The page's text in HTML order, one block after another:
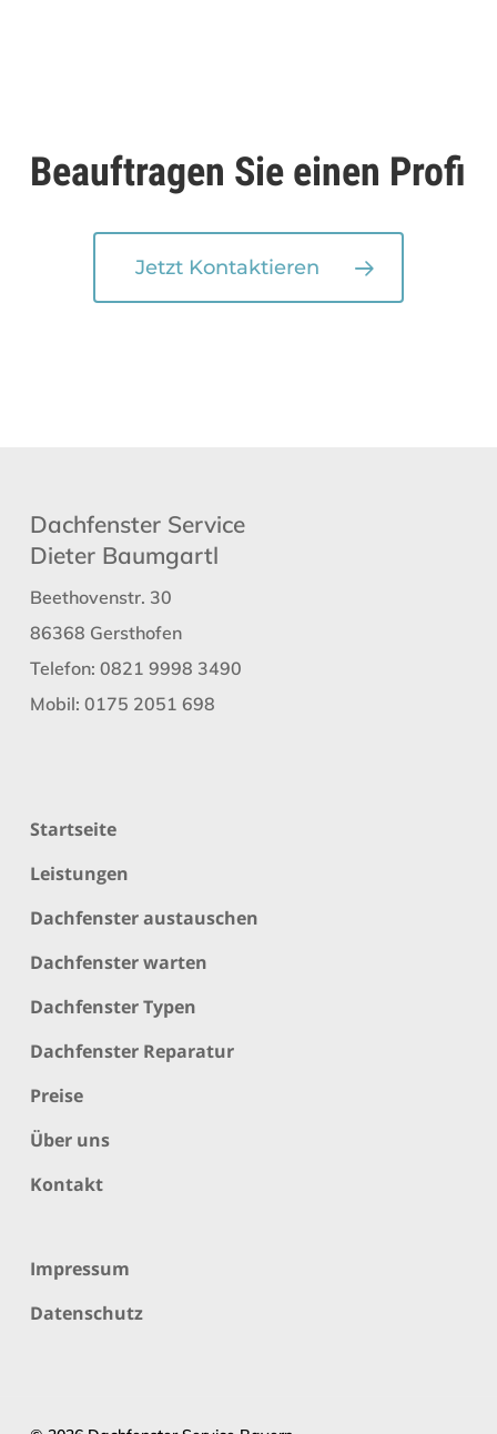
Beauftragen Sie einen Profi
Jetzt Kontaktieren
Dachfenster Service
Dieter Baumgartl
Beethovenstr. 30
86368 Gersthofen
Telefon: 0821 9998 3490
Mobil: 0175 2051 698
Startseite
Leistungen
Dachfenster austauschen
Dachfenster warten
Dachfenster Typen
Dachfenster Reparatur
Preise
Über uns
Kontakt
Impressum
Datenschutz